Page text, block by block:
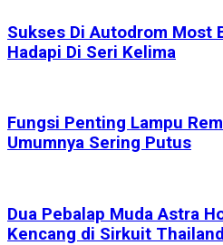
Sukses Di Autodrom Most
Hadapi Di Seri Kelima
Fungsi Penting Lampu
Umumnya Sering Putus
Dua Pebalap Muda Astra
Kencang di Sirkuit Thailand